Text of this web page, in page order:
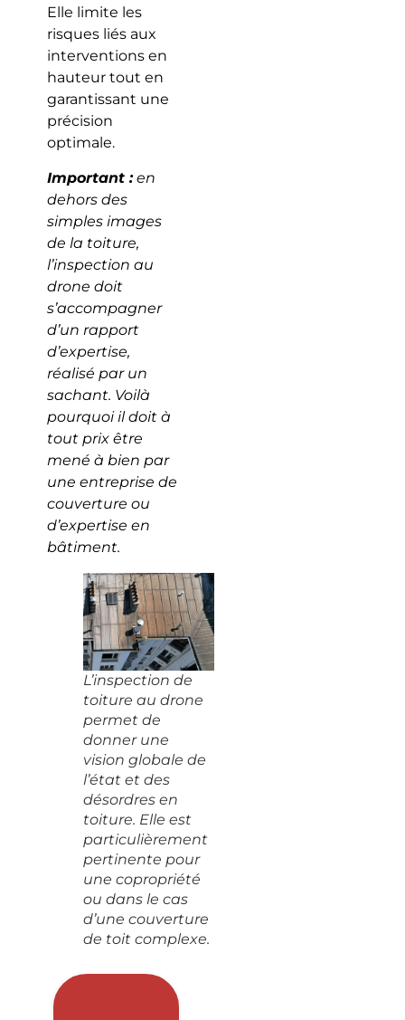
Elle limite les
risques liés aux
interventions en
hauteur tout en
garantissant une
précision
optimale.
Important :en
dehors des
simples images
de la toiture,
l’inspection au
drone doit
s’accompagner
d’un rapport
d’expertise,
réalisé par un
sachant. Voilà
pourquoi il doit à
tout prix être
mené à bien par
une entreprise de
couverture ou
d’expertise en
bâtiment.
L’inspection de
toiture au drone
permet de
donner une
vision globale de
l’état et des
désordres en
toiture. Elle est
particulièrement
pertinente pour
une copropriété
ou dans le cas
d’une couverture
de toit complexe.